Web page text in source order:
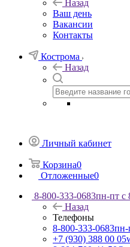
Назад
Ваш день
Вакансии
Контакты
Кострома
Назад
Личный кабинет
Корзина0
Отложенные0
8-800-333-0683пн-пт с
Назад
Телефоны
8-800-333-0683пн-
+7 (930) 388 00 05